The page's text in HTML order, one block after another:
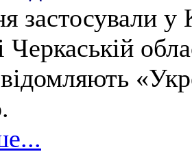
застосували у
Черкаській